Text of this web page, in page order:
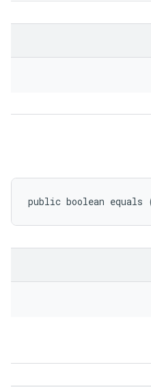
public boolean